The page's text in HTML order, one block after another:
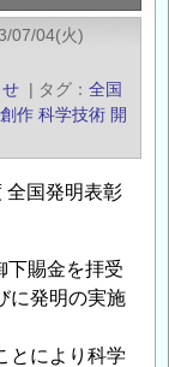
07/04(火)
| タグ
全国
創作 科学技術 開
全国発明表彰
下賜金を拝受
に発明の実施
により科学